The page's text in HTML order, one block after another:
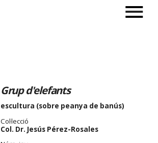
Grup d'elefants
escultura (sobre peanya de banús)
Col·lecció
Col. Dr. Jesús Pérez-Rosales